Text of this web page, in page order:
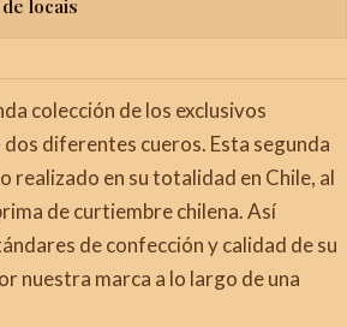
locais
colección de los exclusivos
dos diferentes cueros. Esta segunda
realizado en su totalidad en Chile, al
de curtiembre chilena. Así
de confección y calidad de su
nuestra marca a lo largo de una